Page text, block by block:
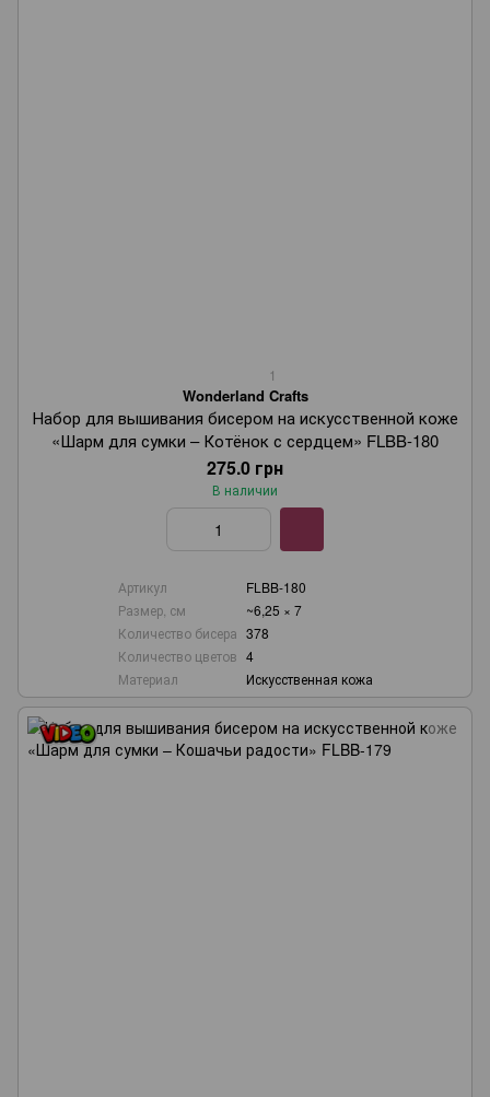
1
Wonderland Crafts
Набор для вышивания бисером на искусственной коже
«Шарм для сумки – Котёнок с сердцем» FLBB-180
275.0 грн
В наличии
Артикул
FLBB-180
Размер, см
~6,25 × 7
Количество бисера 378
Количество цветов 4
Материал
Искусственная кожа